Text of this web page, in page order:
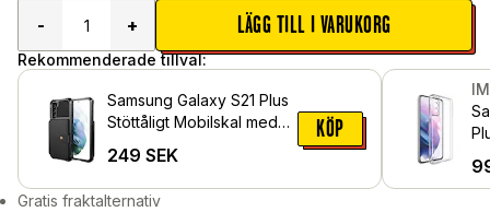
-
+ LÄGG TILL I VARUKORG
Rekommenderade tillval:
Samsung Galaxy S21 Plus
Stöttåligt Mobilskal med
249 SEK
KÖP
Gratis fraktalternativ